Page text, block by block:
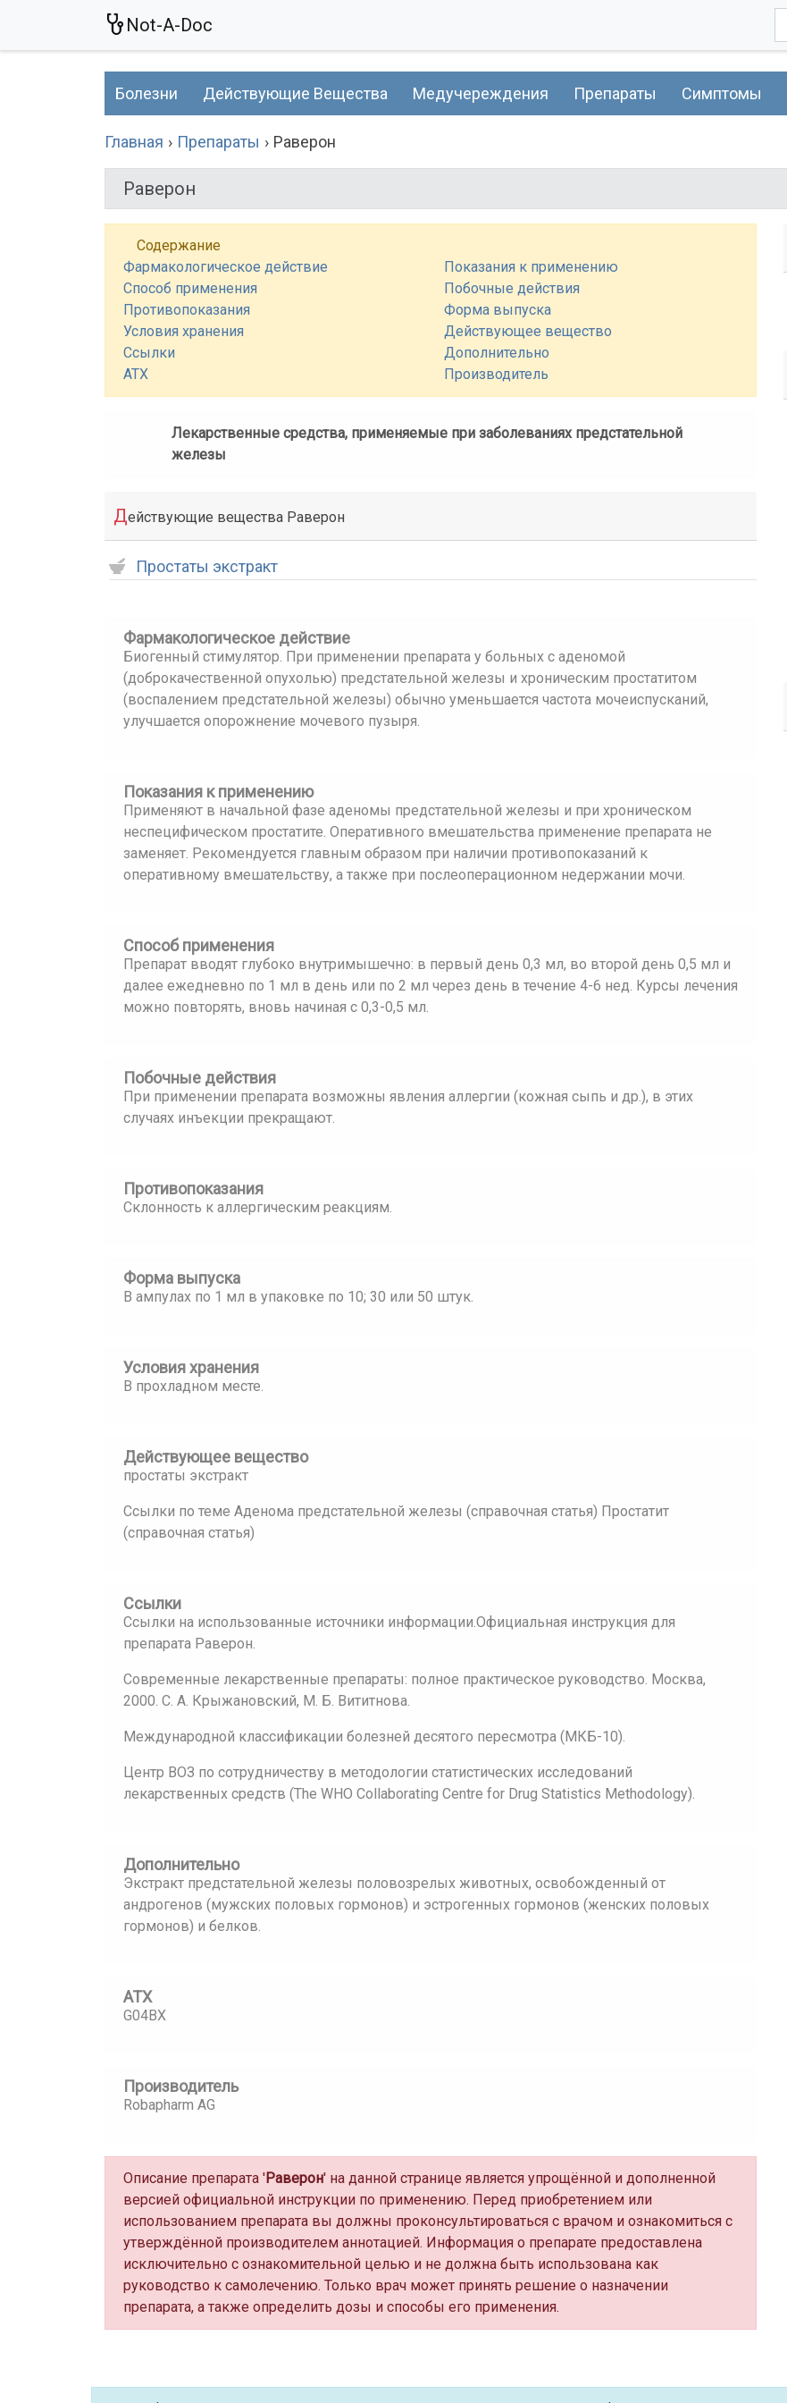
Not-A-Doc
Болезни Действующие Вещества Медучереждения Препараты Симптомы
Главная Препараты Раверон
Раверон
Содержание
Фармакологическое действие
Показания к применению
Способ применения
Побочные действия
Противопоказания
Форма выпуска
Условия хранения
Действующее вещество
Ссылки
Дополнительно
АТХ
Производитель
Лекарственные средства, применяемые при заболеваниях предстательной
железы
Действующие вещества Раверон
Простаты экстракт
Фармакологическое действие
Биогенный стимулятор. При применении препарата у больных с аденомой
(доброкачественной опухолью) предстательной железы и хроническим простатитом
(воспалением предстательной железы) обычно уменьшается частота мочеиспусканий,
улучшается опорожнение мочевого пузыря.
Показания к применению
Применяют в начальной фазе аденомы предстательной железы и при хроническом
неспецифическом простатите. Оперативного вмешательства применение препарата не
заменяет. Рекомендуется главным образом при наличии противопоказаний к
оперативному вмешательству, а также при послеоперационном недержании мочи.
Способ применения
Препарат вводят глубоко внутримышечно: в первый день 0,3 мл, во второй день 0,5 мл и
далее ежедневно по 1 мл в день или по 2 мл через день в течение 4-6 нед. Курсы лечения
можно повторять, вновь начиная с 0,3-0,5 мл.
Побочные действия
При применении препарата возможны явления аллергии (кожная сыпь и др.), в этих
случаях инъекции прекращают.
Противопоказания
Склонность к аллергическим реакциям.
Форма выпуска
В ампулах по 1 мл в упаковке по 10; 30 или 50 штук.
Условия хранения
В прохладном месте.
Действующее вещество
простаты экстракт
Ссылки по теме Аденома предстательной железы (справочная статья) Простатит
(справочная статья)
Ссылки
Ссылки на использованные источники информации.Официальная инструкция для
препарата Раверон.
Современные лекарственные препараты: полное практическое руководство. Москва,
2000. С. А. Крыжановский, М. Б. Вититнова.
Международной классификации болезней десятого пересмотра (МКБ-10).
Центр ВОЗ по сотрудничеству в методологии статистических исследований
лекарственных средств (The WHO Collaborating Centre for Drug Statistics Methodology).
Дополнительно
Экстракт предстательной железы половозрелых животных, освобожденный от
андрогенов (мужских половых гормонов) и эстрогенных гормонов (женских половых
гормонов) и белков.
АТХ
G04BX
Производитель
Robapharm AG
Описание препарата 'Раверон' на данной странице является упрощённой и дополненной
версией официальной инструкции по применению. Перед приобретением или
использованием препарата вы должны проконсультироваться с врачом и ознакомиться с
утверждённой производителем аннотацией. Информация о препарате предоставлена
исключительно с ознакомительной целью и не должна быть использована как
руководство к самолечению. Только врач может принять решение о назначении
препарата, а также определить дозы и способы его применения.